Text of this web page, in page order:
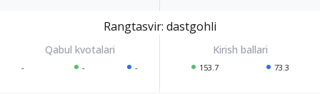
Rangtasvir: dastgohli
- - - 153.7 73.3